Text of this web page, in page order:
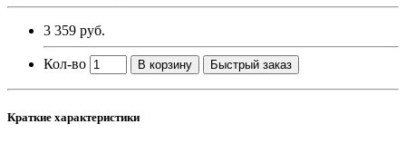
3 359 руб.
Кол-во В корзину Быстрый заказ
Краткие характеристики